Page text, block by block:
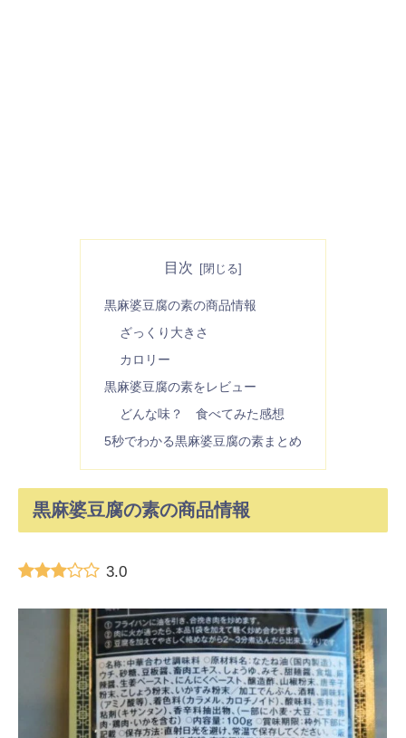
目次
黒麻婆豆腐の素の商品情報
ざっくり大きさ
カロリー
黒麻婆豆腐の素をレビュー
どんな味？ 食べてみた感想
5秒でわかる黒麻婆豆腐の素まとめ
黒麻婆豆腐の素の商品情報
3.0